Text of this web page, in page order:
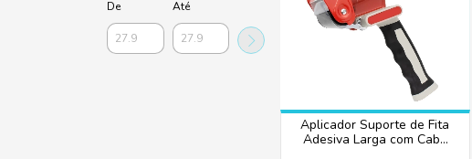
De Até
Aplicador Suporte de Fita
Adesiva Larga com Cabo